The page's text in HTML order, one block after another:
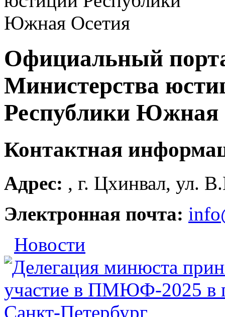
Официальный
Министерства
Республики Южная
Контактная
Адрес: , г. Цхинвал, ул.
Электронная почта:
Новости